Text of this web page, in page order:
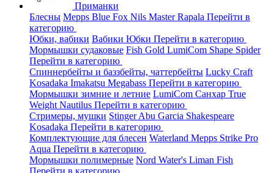
Приманки
Блесны Mepps Blue Fox Nils MasterRapala Перейти в
категорию
Юбки, вабики Вабики Юбки Перейти в категорию
Мормышки судаковые Fish Gold LumiCom Shape Spider
Перейти в категорию
Спиннербейты и баззбейты, чаттербейты Lucky Craft
Kosadaka Imakatsu Megabass Перейти в категорию
Мормышки зимние и летние LumiCom Санхар True
Weight Nautilus Перейти в категорию
Стримеры, мушки StingerAbu Garcia Shakespeare
Kosadaka Перейти в категорию
Комплектующие для блесен Waterland Mepps Strike Pro
Aqua Перейти в категорию
Мормышки полимерные Nord Water's Liman Fish
Перейти в категорию